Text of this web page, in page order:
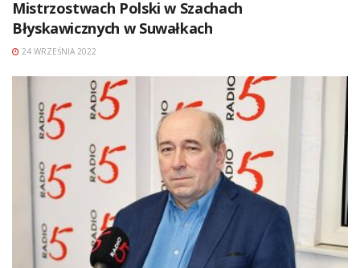
Mistrzostwach Polski w Szachach
Błyskawicznych w Suwałkach
24 WRZEŚNIA 2022